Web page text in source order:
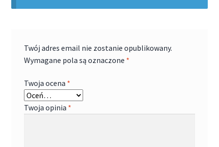
Twój adres email nie zostanie opublikowany.
Wymagane pola są oznaczone *
Twoja ocena *
Twoja opinia *